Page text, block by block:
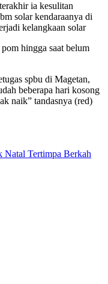
ia kesulitan
solar kendaraanya di
kelangkaan solar
hingga saat belum
spbu di Magetan,
beberapa hari kosong
naik” tandasnya (red)
Natal Tertimpa Berkah